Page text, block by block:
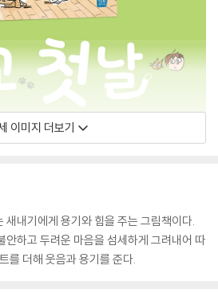
이미지 더보기
새내기에게 용기와 힘을 주는 그림책이다.
안하고 두려운 마음을 섬세하게 그려내어 따
를 더해 웃음과 용기를 준다.